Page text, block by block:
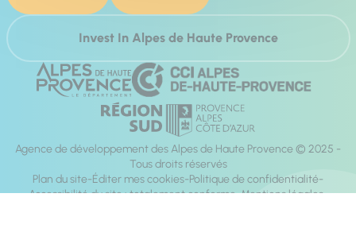
Invest In Alpes de Haute Provence
Agence de développement des Alpes de Haute Provence © 2025 -
Tous droits réservés
Plan du site Éditer mes cookies Politique de confidentialité
Accessibilité du site : totalement conforme Mentions légales